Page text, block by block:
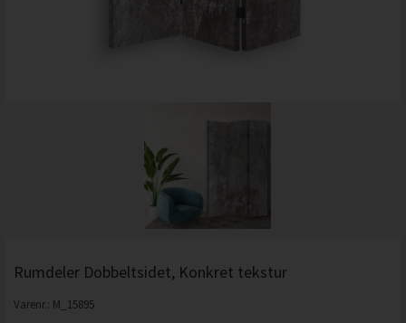
Rumdeler Dobbeltsidet, Konkret tekstur
Varenr.: M_15895